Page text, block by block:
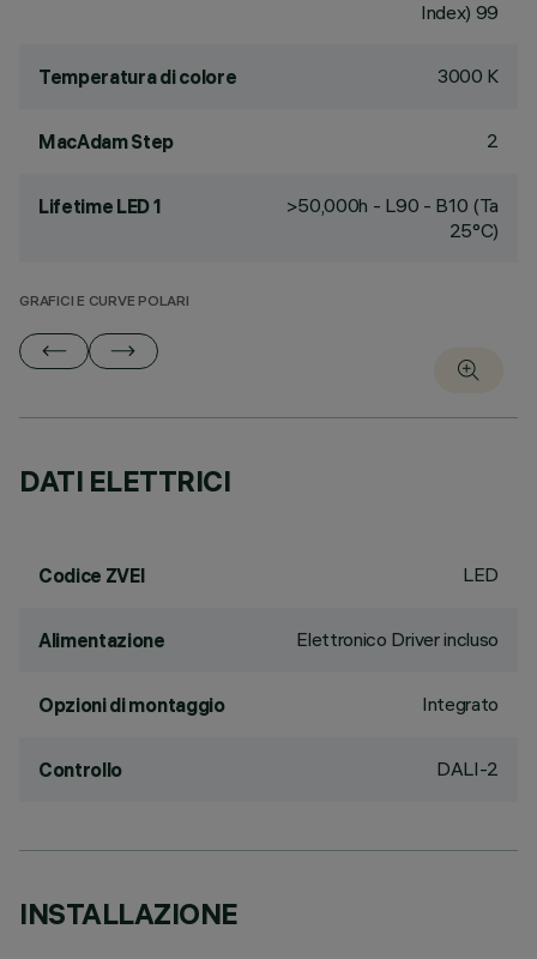
Index) 99
Temperatura di colore 3000 K
MacAdam Step 2
Lifetime LED 1
>50,000h - L90 - B10 (Ta
25°C)
GRAFICI E CURVE POLARI
DATI ELETTRICI
Codice ZVEI LED
Alimentazione Elettronico Driver incluso
Opzioni di montaggio Integrato
Controllo DALI-2
INSTALLAZIONE